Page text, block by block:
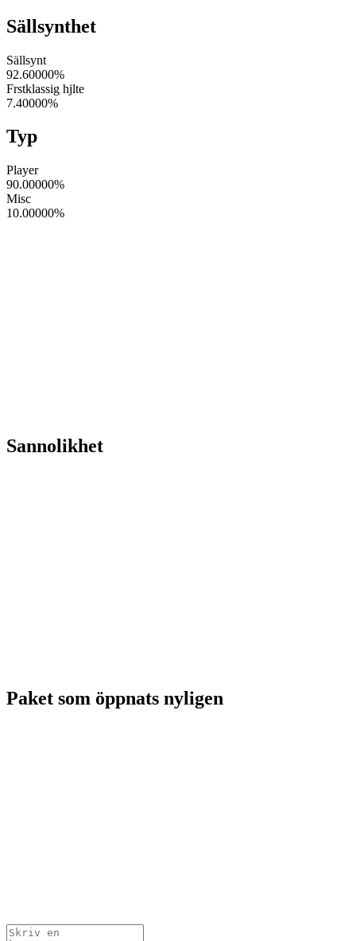
Sällsynthet
Sällsynt
92.60000%
Frstklassig hjlte
7.40000%
Typ
Player
90.00000%
Misc
10.00000%
Sannolikhet
Paket som öppnats nyligen